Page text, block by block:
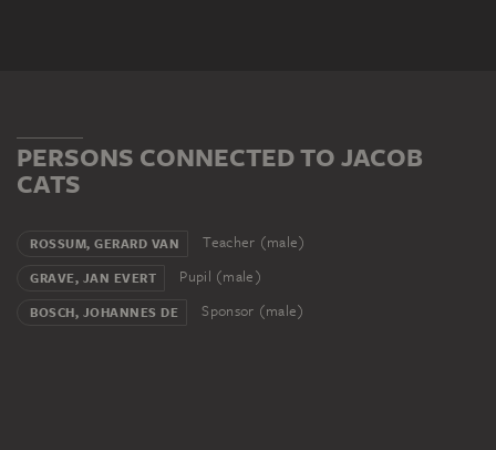
PERSONS CONNECTED TO JACOB
CATS
ROSSUM, GERARD VAN Teacher (male)
GRAVE, JAN EVERT Pupil (male)
BOSCH, JOHANNES DE Sponsor (male)